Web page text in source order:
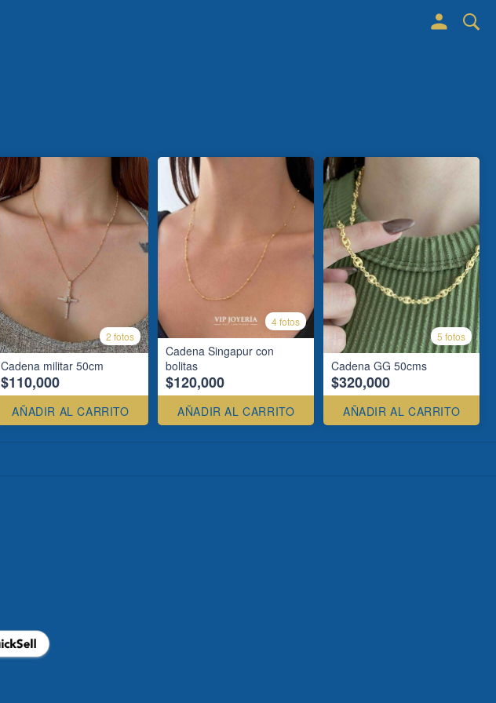
2 fotos
Cadena militar 50cm
$110,000
AÑADIR AL CARRITO
4 fotos
Cadena Singapur con
bolitas
$120,000
AÑADIR AL CARRITO
5 fotos
Cadena GG 50cms
$320,000
AÑADIR AL CARRITO